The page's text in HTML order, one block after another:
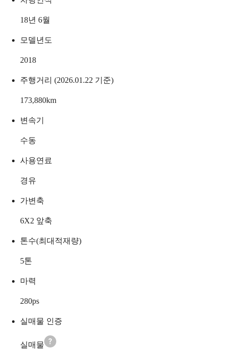
18년 6월
모델년도
2018
주행거리 (2026.01.22 기준)
173,880km
변속기
수동
사용연료
경유
가변축
6X2 앞축
톤수(최대적재량)
5톤
마력
280ps
실매물 인증
실매물